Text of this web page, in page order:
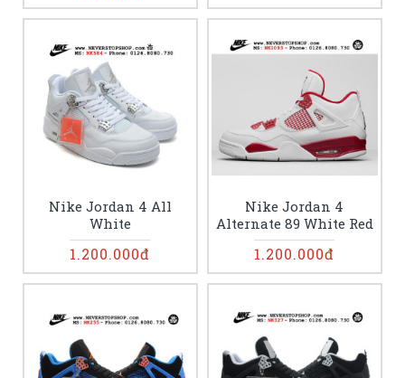
Nike Jordan 4 All
White
1.200.000đ
Nike Jordan 4
Alternate 89 White Red
1.200.000đ